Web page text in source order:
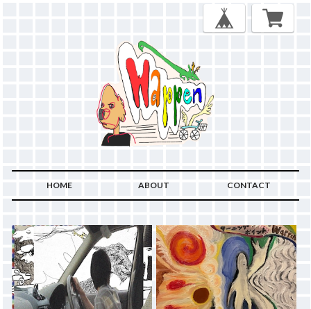
HOME ABOUT CONTACT